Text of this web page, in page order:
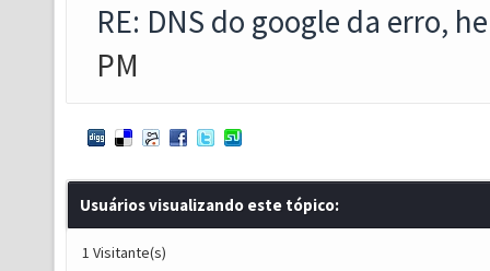
RE: DNS do google da erro,
PM
Usuários visualizando este tópico:
1 Visitante(s)